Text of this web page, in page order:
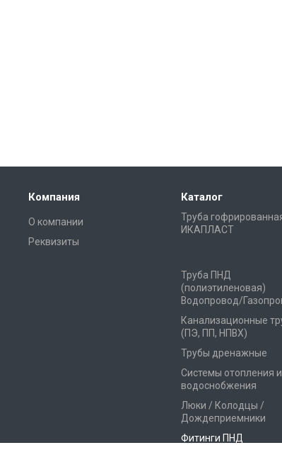
Компания
О компании
Реквизиты
Каталог
Труба
ИКАПЛАСТ
Труба ПНД
(полиэтиленовая)
Водопровод/
Канализационные
(ПЭ, ПП, НПВХ)
Трубы дренажные
Системы отопления и
водоснобжения
Люки / Колодцы /
Дождеприемники
Фитинги ПНД